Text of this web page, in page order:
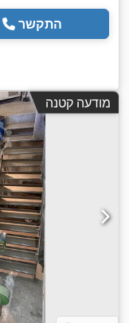
התקשר
מודעה קטנה